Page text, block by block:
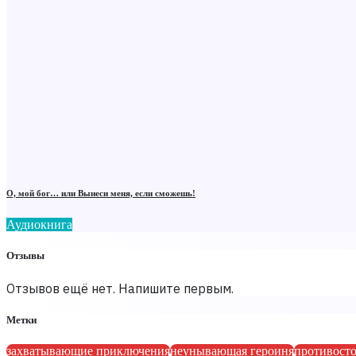
О, мой бог… или Вынеси меня, если сможешь!
Аудиокнига
Отзывы
Отзывов ещё нет. Напишите первым.
Метки
захватывающие приключениянеунывающая героиня